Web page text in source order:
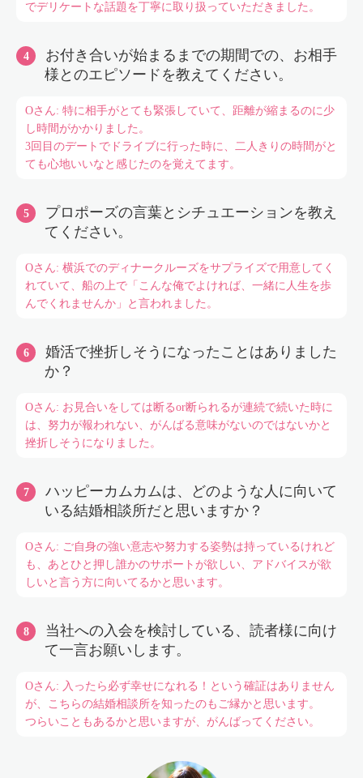
でデリケートな話題を丁寧に取り扱っていただきました。
お付き合いが始まるまでの期間での、お相手
様とのエピソードを教えてください。
Oさん: 特に相手がとても緊張していて、距離が縮まるのに少
し時間がかかりました。
3回目のデートでドライブに行った時に、二人きりの時間がと
ても心地いいなと感じたのを覚えてます。
プロポーズの言葉とシチュエーションを教え
てください。
Oさん: 横浜でのディナークルーズをサプライズで用意してく
れていて、船の上で「こんな俺でよければ、一緒に人生を歩
んでくれませんか」と言われました。
婚活で挫折しそうになったことはありました
か？
Oさん: お見合いをしては断るor断られるが連続で続いた時に
は、努力が報われない、がんばる意味がないのではないかと
挫折しそうになりました。
ハッピーカムカムは、どのような人に向いて
いる結婚相談所だと思いますか？
Oさん: ご自身の強い意志や努力する姿勢は持っているけれど
も、あとひと押し誰かのサポートが欲しい、アドバイスが欲
しいと言う方に向いてるかと思います。
当社への入会を検討している、読者様に向け
て一言お願いします。
Oさん: 入ったら必ず幸せになれる！という確証はありません
が、こちらの結婚相談所を知ったのもご縁かと思います。
つらいこともあるかと思いますが、がんばってください。